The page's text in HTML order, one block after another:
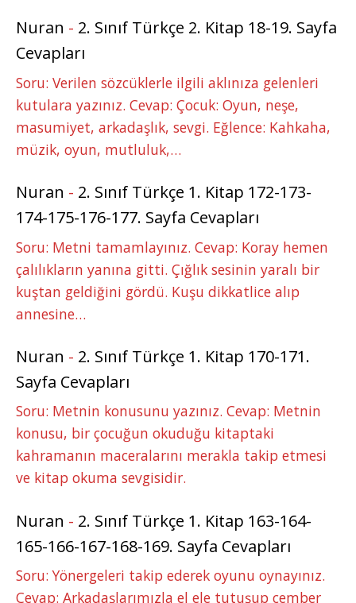
Nuran - 2. Sınıf Türkçe 2. Kitap 18-19. Sayfa
Cevapları
Soru: Verilen sözcüklerle ilgili aklınıza gelenleri
kutulara yazınız. Cevap: Çocuk: Oyun, neşe,
masumiyet, arkadaşlık, sevgi. Eğlence: Kahkaha,
müzik, oyun, mutluluk,…
Nuran - 2. Sınıf Türkçe 1. Kitap 172-173-
174-175-176-177. Sayfa Cevapları
Soru: Metni tamamlayınız. Cevap: Koray hemen
çalılıkların yanına gitti. Çığlık sesinin yaralı bir
kuştan geldiğini gördü. Kuşu dikkatlice alıp
annesine…
Nuran - 2. Sınıf Türkçe 1. Kitap 170-171.
Sayfa Cevapları
Soru: Metnin konusunu yazınız. Cevap: Metnin
konusu, bir çocuğun okuduğu kitaptaki
kahramanın maceralarını merakla takip etmesi
ve kitap okuma sevgisidir.
Nuran - 2. Sınıf Türkçe 1. Kitap 163-164-
165-166-167-168-169. Sayfa Cevapları
Soru: Yönergeleri takip ederek oyunu oynayınız.
Cevap: Arkadaşlarımızla el ele tutuşup çember